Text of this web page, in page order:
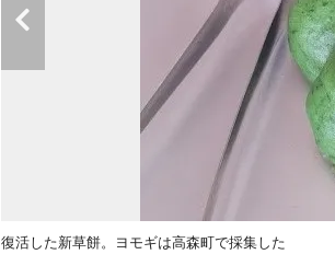
復活した新草餅。ヨモギは高森町で採集した